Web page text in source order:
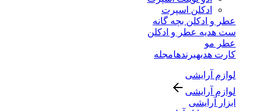
ادکلن اسپرت
عطر و ادکلن بچه گانه
ست هدیه عطر و ادکلن
عطر مو
کارت هدیهبرندهامجله
لوازم آرایشی
لوازم آرایشی
ابزار آرایشی